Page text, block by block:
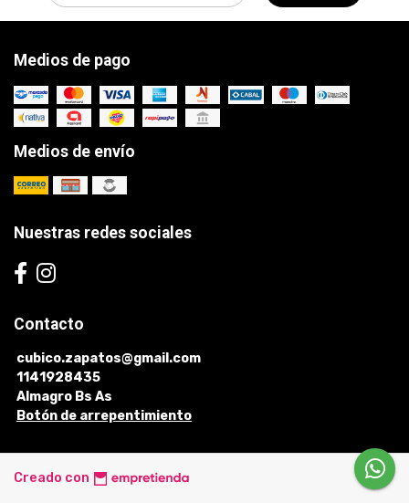
Medios de pago
Medios de envío
Nuestras redes sociales
Contacto
cubico.zapatos@gmail.com
1141928435
Almagro Bs As
Botón de arrepentimiento
Creado con